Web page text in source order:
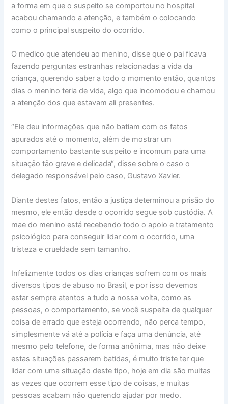
a forma em que o suspeito se comportou no hospital
acabou chamando a atenção, e também o colocando
como o principal suspeito do ocorrido.
O medico que atendeu ao menino, disse que o pai ficava
fazendo perguntas estranhas relacionadas a vida da
criança, querendo saber a todo o momento então, quantos
dias o menino teria de vida, algo que incomodou e chamou
a atenção dos que estavam ali presentes.
“Ele deu informações que não batiam com os fatos
apurados até o momento, além de mostrar um
comportamento bastante suspeito e incomum para uma
situação tão grave e delicada“, disse sobre o caso o
delegado responsável pelo caso, Gustavo Xavier.
Diante destes fatos, então a justiça determinou a prisão do
mesmo, ele então desde o ocorrido segue sob custódia. A
mae do menino está recebendo todo o apoio e tratamento
psicológico para conseguir lidar com o ocorrido, uma
tristeza e crueldade sem tamanho.
Infelizmente todos os dias crianças sofrem com os mais
diversos tipos de abuso no Brasil, e por isso devemos
estar sempre atentos a tudo a nossa volta, como as
pessoas, o comportamento, se você suspeita de qualquer
coisa de errado que esteja ocorrendo, não perca tempo,
simplesmente vá até a polícia e faça uma denúncia, até
mesmo pelo telefone, de forma anônima, mas não deixe
estas situações passarem batidas, é muito triste ter que
lidar com uma situação deste tipo, hoje em dia são muitas
as vezes que ocorrem esse tipo de coisas, e muitas
pessoas acabam não querendo ajudar por medo.